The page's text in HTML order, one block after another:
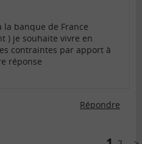
la banque de France
) je souhaite vivre en
contraintes par apport à
réponse
Répondre